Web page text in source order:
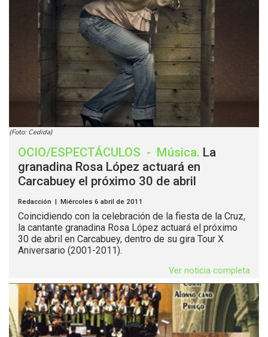
(Foto: Cedida)
OCIO/ESPECTÁCULOS - Música. La
granadina Rosa López actuará en
Carcabuey el próximo 30 de abril
Redacción | Miércoles 6 abril de 2011
Coincidiendo con la celebración de la fiesta de la Cruz,
la cantante granadina Rosa López actuará el próximo
30 de abril en Carcabuey, dentro de su gira Tour X
Aniversario (2001-2011).
Ver noticia completa